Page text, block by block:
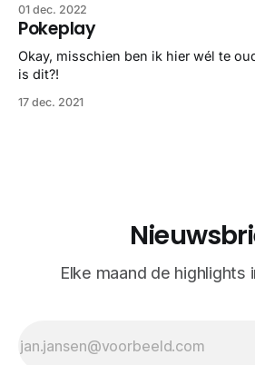
01 dec. 2022
Pokeplay
Okay, misschien ben ik hier wél te
is dit?!
17 dec. 2021
Elke maand de highlights